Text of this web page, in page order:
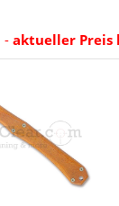
-aktueller Preis